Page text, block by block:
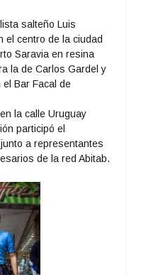
salteño Luis
el centro de la ciudad
Saravia en resina
la de Carlos Gardel y
Bar Facal de
la calle Uruguay
participó el
a representantes
de la red Abitab.